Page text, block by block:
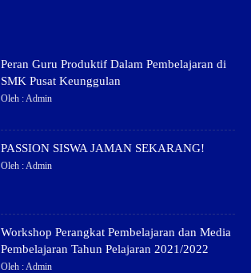
Peran Guru Produktif Dalam Pembelajaran di
SMK Pusat Keunggulan
Oleh : Admin
PASSION SISWA JAMAN SEKARANG!
Oleh : Admin
Workshop Perangkat Pembelajaran dan Media
Pembelajaran Tahun Pelajaran 2021/2022
Oleh : Admin